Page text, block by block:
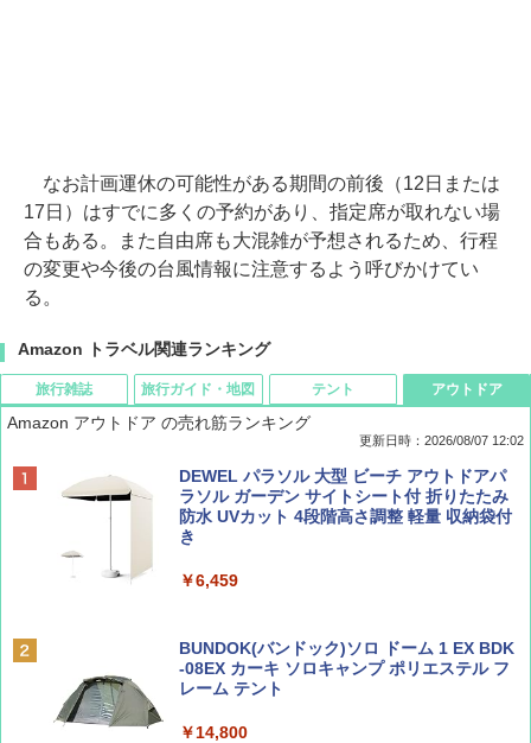
なお計画運休の可能性がある期間の前後（12日または
17日）はすでに多くの予約があり、指定席が取れない場
合もある。また自由席も大混雑が予想されるため、行程
の変更や今後の台風情報に注意するよう呼びかけてい
る。
Amazon トラベル関連ランキング
旅行雑誌
ディズニーファン ２０２６年 ９月号 [雑
誌] (ＤＩＳＮＥＹ ＦＡＮ)
￥713
SOTO ミニマル"旅"財布 ランダム2種】
￥1,500
旅行ガイド・地図
D40 地球の歩き方 チェンマイ タイ北部の魅
力的な町 2026～2027 地球の歩き方D アジア
￥2,079
球の歩き方A ヨーロッパ
￥2,479
テント
[キャンパーズコレクション 山善] ポップアッ
プテント 傘みたいに広げて畳める パッとサ
ッとサンシェード キューブ フルクローズ メ
ッシュ 簡単設置 ワンタッチテント キャンプ
PYKES PEAK (パイクスピーク) 着替えテン
ト プライバシー テント 【中が透けない】 1
ーチ ピクニック ポップアップテント 携帯 簡
アウトドア
Amazon アウトドア の売れ筋ランキング
更新日時：2026/08/07 12:02
DEWEL パラソル 大型 ビーチ アウトドアパ
ラソル ガーデン サイトシート付 折りたたみ
防水 UVカット 4段階高さ調整 軽量 収納袋付
き
￥6,459
BUNDOK(バンドック)ソロ ドーム 1 EX BDK
-08EX カーキ ソロキャンプ ポリエステル フ
レーム テント
￥14,800